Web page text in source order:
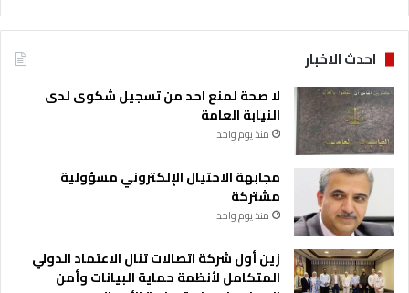
احدث الاخبار
لا صحة لمنع احد من تسجيل شكوى لدى
النيابة العامة
منذ يوم واحد
مجابهة الاحتيال الإلكتروني مسؤولية
مشتركة
منذ يوم واحد
زين أول شركة اتصالات تنال الاعتماد الدولي
المتكامل لأنظمة حماية البيانات وأمن